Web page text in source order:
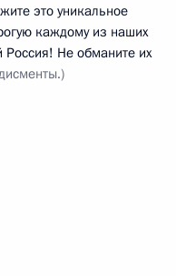
это уникальное
каждому из наших
Не обманите их